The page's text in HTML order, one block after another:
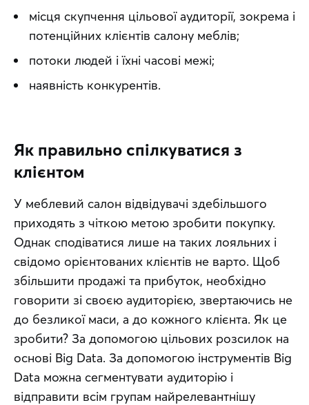
місця скупчення цільової аудиторії, зокрема і
потенційних клієнтів салону меблів;
потоки людей і їхні часові межі;
наявність конкурентів.
Як правильно спілкуватися з
клієнтом
У меблевий салон відвідувачі здебільшого
приходять з чіткою метою зробити покупку.
Однак сподіватися лише на таких лояльних і
свідомо орієнтованих клієнтів не варто. Щоб
збільшити продажі та прибуток, необхідно
говорити зі своєю аудиторією, звертаючись не
до безликої маси, а до кожного клієнта. Як це
зробити? За допомогою цільових розсилок на
основі Big Data. За допомогою інструментів Big
Data можна сегментувати аудиторію і
відправити всім групам найрелевантнішу